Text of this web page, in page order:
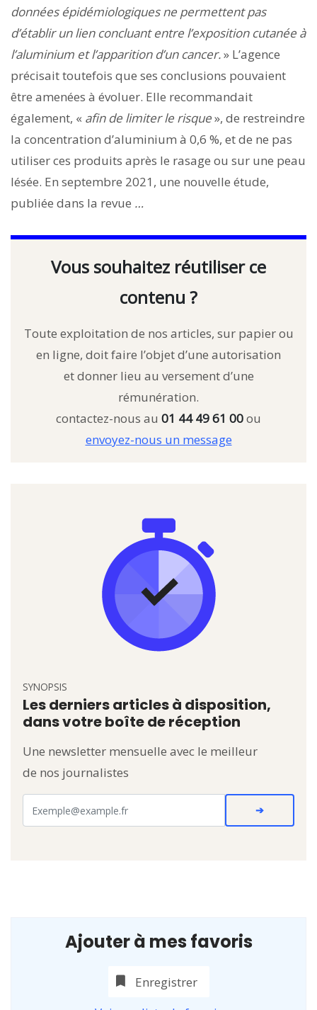
Ajouter à mes favoris
Enregistrer
données épidémiologiques ne permettent pas
d’établir un lien concluant entre l’exposition cutanée à
l’aluminium et l’apparition d’un cancer.» L’agence
précisait toutefois que ses conclusions pouvaient
être amenées à évoluer. Elle recommandait
également, « afin de limiter le risque», de restreindre
la concentration d’aluminium à 0,6 %, et de ne pas
utiliser ces produits après le rasage ou sur une peau
lésée. En septembre 2021, une nouvelle étude,
publiée dans la revue …
Vous souhaitez réutiliser ce
contenu ?
Toute exploitation de nos articles, sur papier ou
en ligne, doit faire l’objet d’une autorisation
et donner lieu au versement d’une
rémunération.
contactez-nous au 01 44 49 61 00ou
envoyez-nous un message
SYNOPSIS
Les derniers articles à disposition,
dans votre boîte de réception
Une newsletter mensuelle avec le meilleur
de nos journalistes